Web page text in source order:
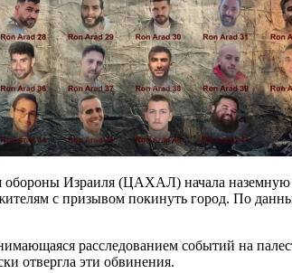
обороны Израиля (ЦАХАЛ) начала наземную
с призывом покинуть город. По
расследованием событий на
отвергла эти обвинения.